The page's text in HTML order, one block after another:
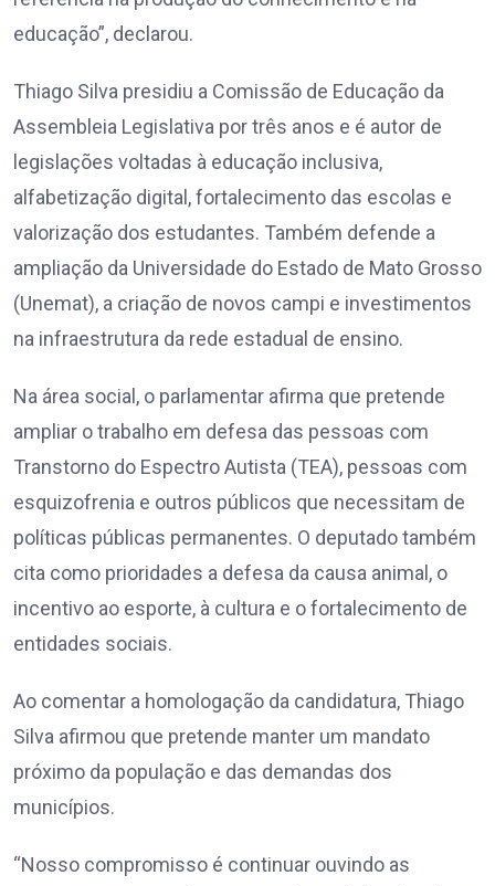
educação”, declarou.
Thiago Silva presidiu a Comissão de Educação da
Assembleia Legislativa por três anos e é autor de
legislações voltadas à educação inclusiva,
alfabetização digital, fortalecimento das escolas e
valorização dos estudantes. Também defende a
ampliação da Universidade do Estado de Mato Grosso
(Unemat), a criação de novos campi e investimentos
na infraestrutura da rede estadual de ensino.
Na área social, o parlamentar afirma que pretende
ampliar o trabalho em defesa das pessoas com
Transtorno do Espectro Autista (TEA), pessoas com
esquizofrenia e outros públicos que necessitam de
políticas públicas permanentes. O deputado também
cita como prioridades a defesa da causa animal, o
incentivo ao esporte, à cultura e o fortalecimento de
entidades sociais.
Ao comentar a homologação da candidatura, Thiago
Silva afirmou que pretende manter um mandato
próximo da população e das demandas dos
municípios.
“Nosso compromisso é continuar ouvindo as